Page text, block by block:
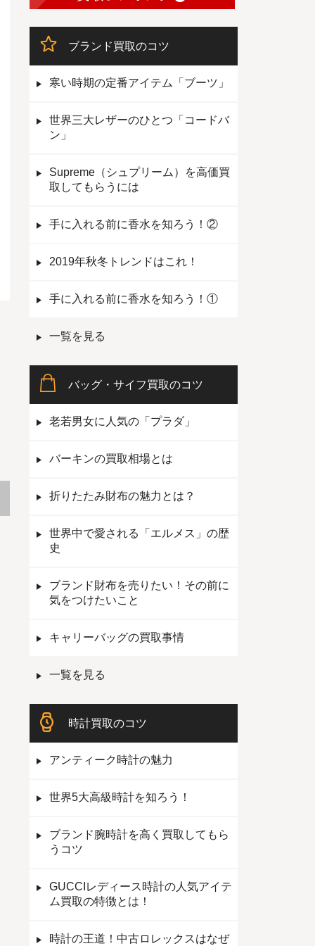
ブランド買取のコツ
寒い時期の定番アイテム「ブーツ」
世界三大レザーのひとつ「コードバ
ン」
Supreme（シュプリーム）を高価買
取してもらうには
手に入れる前に香水を知ろう！②
2019年秋冬トレンドはこれ！
手に入れる前に香水を知ろう！①
一覧を見る
バッグ・サイフ買取のコツ
老若男女に人気の「プラダ」
バーキンの買取相場とは
折りたたみ財布の魅力とは？
世界中で愛される「エルメス」の歴
史
ブランド財布を売りたい！その前に
気をつけたいこと
キャリーバッグの買取事情
一覧を見る
時計買取のコツ
アンティーク時計の魅力
世界5大高級時計を知ろう！
ブランド腕時計を高く買取してもら
うコツ
GUCCIレディース時計の人気アイテ
ム買取の特徴とは！
時計の王道！中古ロレックスはなぜ